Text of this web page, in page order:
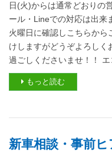
日(火)からは通常どおりの
ール・Lineでの対応は出来
火曜日に確認しこちらか
けしますがどうぞよろしく
過ごしくださいませ！！
もっと読む
新車相談・事前